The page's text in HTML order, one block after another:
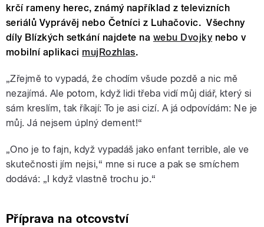
krčí rameny herec, známý například z televizních
seriálů Vyprávěj nebo Četníci z Luhačovic. Všechny
díly Blízkých setkání najdete na webu Dvojky nebo v
mobilní aplikaci mujRozhlas.
„Zřejmě to vypadá, že chodím všude pozdě a nic mě
nezajímá. Ale potom, když lidi třeba vidí můj diář, který si
sám kreslím, tak říkají: To je asi cizí. A já odpovídám: Ne je
můj. Já nejsem úplný dement!“
„Ono je to fajn, když vypadáš jako enfant terrible, ale ve
skutečnosti jím nejsi,“ mne si ruce a pak se smíchem
dodává: „I když vlastně trochu jo.“
Příprava na otcovství